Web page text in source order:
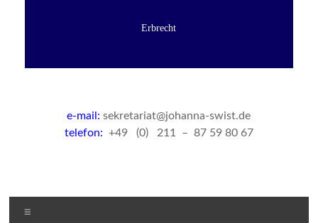
Erbrecht
e-mail: sekretariat@johanna-swist.de
telefon: +49 (0) 211 – 87 59 80 67